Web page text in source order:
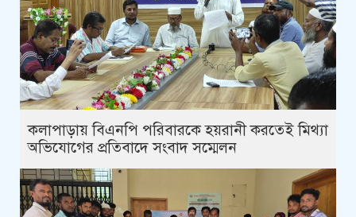
কলাপাড়ায় বিএনপি পরিবারকে হয়রানী করতেই মিথ্যা
অভিযোগের প্রতিবাদে সংবাদ সম্মেলন